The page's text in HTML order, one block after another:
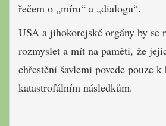
řečem o „míru“ a „dialogu“.
USA a jihokorejské orgány by se
rozmyslet a mít na paměti, že
chřestění šavlemi povede pouze
katastrofálním následkům.